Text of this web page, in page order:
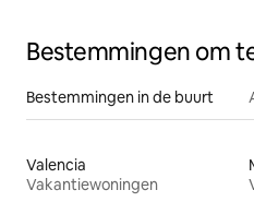
Bestemmingen om
Bestemmingen in de buurt
Valencia
Vakantiewoningen